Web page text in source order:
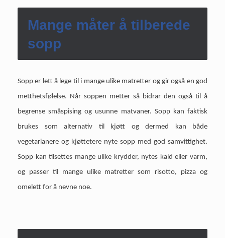
Mange måter å tilberede
sopp
Sopp er lett å lege til i mange ulike matretter og gir også en god
metthetsfølelse. Når soppen metter så bidrar den også til å
begrense småspising og usunne matvaner. Sopp kan faktisk
brukes som alternativ til kjøtt og dermed kan både
vegetarianere og kjøttetere nyte sopp med god samvittighet.
Sopp kan tilsettes mange ulike krydder, nytes kald eller varm,
og passer til mange ulike matretter som risotto, pizza og
omelett for å nevne noe.